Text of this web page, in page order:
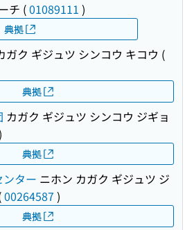
チ (01089111 )
典拠
ガク ギジュツ シンコウ キコウ (
典拠
カガク ギジュツ シンコウ ジギョ
典拠
ター ニホン カガク ギジュツ ジ
00264587 )
典拠